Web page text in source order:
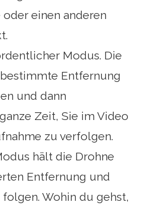
einen anderen
Modus. Die
Entfernung
und dann
Zeit, Sie im Video
zu verfolgen.
hält die Drohne
Entfernung und
Wohin du gehst,